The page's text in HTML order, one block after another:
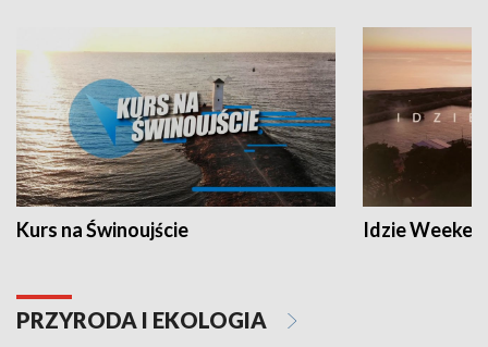
Kurs na Świnoujście Idzie
PRZYRODA I EKOLOGIA